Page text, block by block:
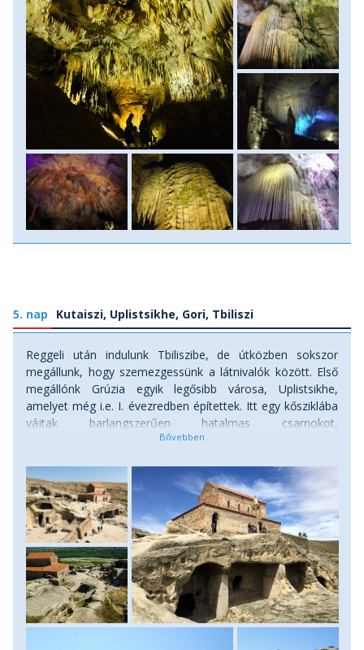
5. nap Kutaiszi, Uplistsikhe, Gori, Tbiliszi
Reggeli után indulunk Tbiliszibe, de útközben sokszor
megállunk, hogy szemezgessünk a látnivalók között. Első
megállónk Grúzia egyik legősibb városa, Uplistsikhe,
amelyet még i.e. I. évezredben építettek. Itt egy kősziklába
vájtak barlangszerűen hatalmas csarnokot,
lakóhelyiségeket és egy templomot. Folytatva utunkat
híres, de leginkább Sztálin születési helyeként ismert. Itt
megnézhetjük az egyedülálló, neki szentelt múzeumot is.
Folytatjuk utunkat Grúzia fővárosába, Tbiliszibe, ahová
délután érkezünk meg. Miután elfoglaljuk szállásunkat egy
szállóban, rövid városnézésre indulunk. Tbiliszi kellemes
fekvésű, hegyekkel körülvett folyóparti főváros, melyben
rengeteg történelmi emlék található, s különösen híres
gyógyfürdőiről is. A legérdekesebb látnivalók az óvárosban
fekszenek, melynek patinája a régi szovjet időket idézi.
Sétálunk a hangulatos utcákon, élvezzük az óváros
nyüzsgését, megkóstoljuk a helyi konyha remekeit,